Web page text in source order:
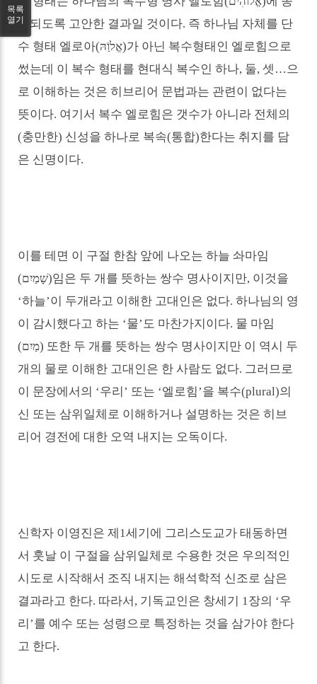
속되도록 고안한 결과일 것이다. 즉 하나님 자체를 단
수 형태 엘로아(אֱלוַֹהּ)가 아닌 복수형태인 엘로힘으로
썼는데 이 복수 형태를 현대식 복수인 하나, 둘,셋 …으
로 이해하는 것은 히브리어 문법과는 관련이 없다는
뜻이다. 여기서 복수 엘로힘은 갯수가 아니라 전체의
(충만한) 신성을 하나로 복속(통합)한다는 취지를 담
은 신명이다.
이를 테면 이 구절 한참 앞에 나오는 하늘 솨마임
(שָׁמַיִם)임은 두 개를 뜻하는 쌍수 명사이지만, 이것을
‘하늘’이 두개라고 이해한 고대인은 없다.하나님의 영
이 감시했다고 하는 ‘물’도 마찬가지이다. 물 마임
(מַיִם) 또한 두 개를 뜻하는 쌍수 명사이지만 이 역시 두
개의 물로 이해한 고대인은 한 사람도 없다. 그러므로
이 문장에서의 ‘우리 ’ 또는 ‘엘로힘’을 복수(plural)의
신 또는 삼위일체로 이해하거나 설명하는 것은 히브
리어 경전에 대한 오역 내지는 오독이다.
신학자 이영진은 제 1세기에 그리스도교가 태동하면
서 훗날 이 구절을 삼위일체로 수용한 것은 우의적인
시도로 시작해서 조직 내지는 해석학적 신조로 삼은
결과라고 한다. 따라서 , 기독교인은 창세기 1장의 ‘우
리 ’를 예수 또는 성령으로 특정하는 것을 삼가야 한다
고 한다.
목록
열기